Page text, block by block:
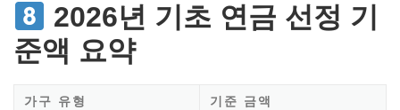
2026년 기초 연금 선정 기
준액 요약
가구 유형 기준 금액